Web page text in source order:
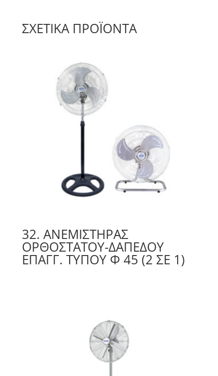
ΣΧΕΤΙΚΆ ΠΡΟΪΌΝΤΑ
32. ΑΝΕΜΙΣΤΉΡΑΣ
ΟΡΘΟΣΤΑΤΟΥ-ΔΑΠΕΔΟΥ
ΕΠΑΓΓ. ΤΥΠΟΥ Φ 45 (2 ΣΕ 1)